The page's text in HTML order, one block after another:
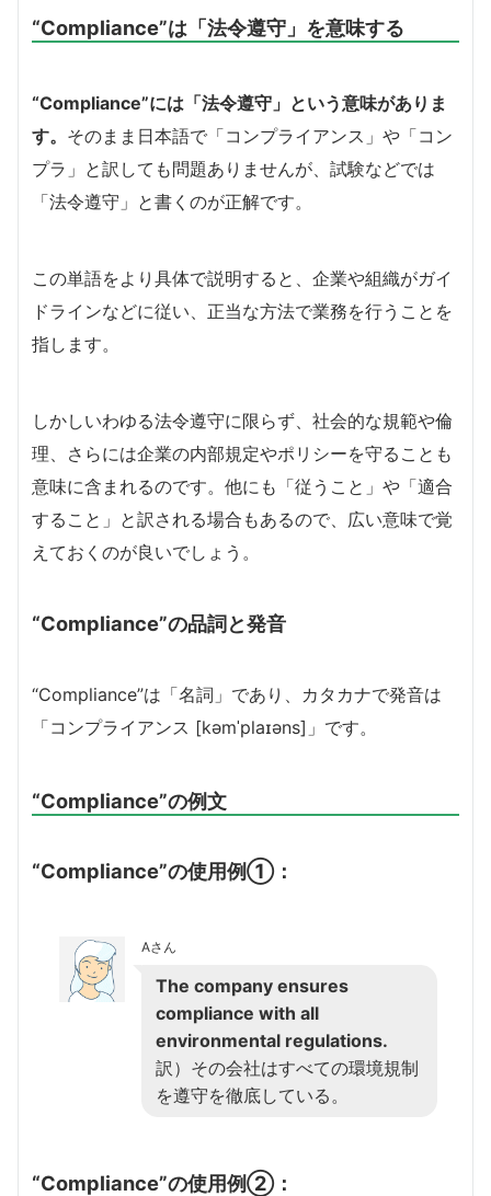
“Compliance”は「法令遵守」を意味する
“Compliance”には「法令遵守」という意味がありま
す。 そのまま日本語で「コンプライアンス」や「コン
プラ」と訳しても問題ありませんが、試験などでは
「法令遵守」と書くのが正解です。
この単語をより具体で説明すると、企業や組織がガイ
ドラインなどに従い、正当な方法で業務を行うことを
指します。
しかしいわゆる法令遵守に限らず、社会的な規範や倫
理、さらには企業の内部規定やポリシーを守ることも
意味に含まれるのです。他にも「従うこと」や「適合
すること」と訳される場合もあるので、広い意味で覚
えておくのが良いでしょう。
“Compliance”の品詞と発音
“Compliance”は「名詞」であり、カタカナで発音は
「コンプライアンス [kəmˈplaɪəns]」です。
“Compliance”の例文
“Compliance”の使用例①：
Aさん
The company ensures
compliance with all
environmental regulations.
訳）その会社はすべての環境規制
を遵守を徹底している。
“Compliance”の使用例②：